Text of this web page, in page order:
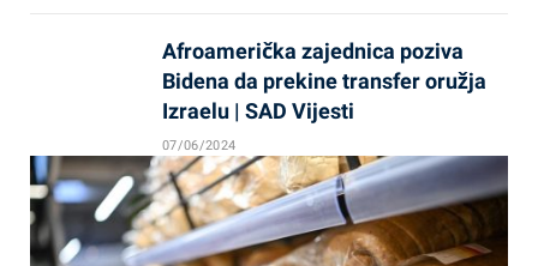
Afroamerička zajednica poziva
Bidena da prekine transfer oružja
Izraelu | SAD Vijesti
07/06/2024